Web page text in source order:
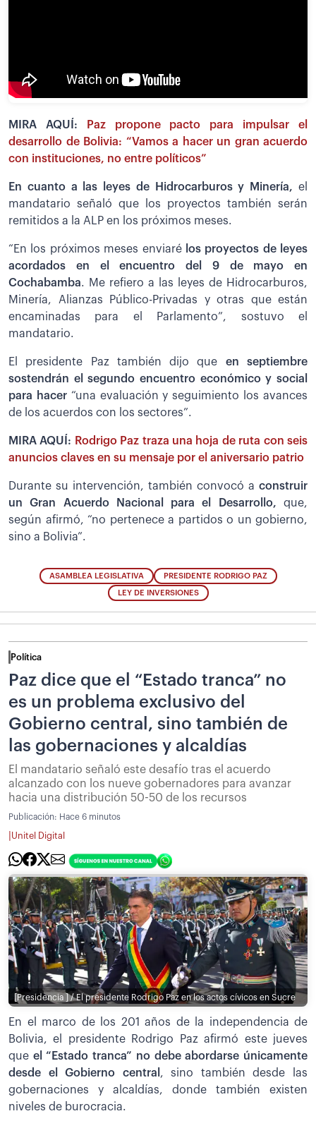
MIRA AQUÍ:
Paz propone pacto para impulsar el
desarrollo de Bolivia: “Vamos a hacer un gran acuerdo
con instituciones, no entre políticos”
En cuanto a las leyes de Hidrocarburos y Minería, el
mandatario señaló que los proyectos también serán
remitidos a la ALP en los próximos meses.
“En los próximos meses enviaré los proyectos de leyes
acordados en el encuentro del 9 de mayo en
Cochabamba. Me refiero a las leyes de Hidrocarburos,
Minería, Alianzas Público-Privadas y otras que están
encaminadas para el Parlamento”, sostuvo el
mandatario.
El presidente Paz también dijo que en septiembre
sostendrán el segundo encuentro económico y social
para hacer“una evaluación y seguimiento los avances
de los acuerdos con los sectores”.
MIRA AQUÍ: Rodrigo Paz traza una hoja de ruta con seis
anuncios claves en su mensaje por el aniversario patrio
Durante su intervención, también convocó a construir
un Gran Acuerdo Nacional para el Desarrollo, que,
según afirmó, “no pertenece a partidos o un gobierno,
sino a Bolivia”.
ASAMBLEA LEGISLATIVA PRESIDENTE RODRIGO PAZ
LEY DE INVERSIONES
Política
Paz dice que el “Estado tranca” no
es un problema exclusivo del
Gobierno central, sino también de
las gobernaciones y alcaldías
El mandatario señaló este desafío tras el acuerdo
alcanzado con los nueve gobernadores para avanzar
hacia una distribución 50-50 de los recursos
Publicación: Hace 6 minutos
Unitel Digital
[Presidencia ] / El presidente Rodrigo Paz en los actos cívicos en Sucre
En el marco de los 201 años de la independencia de
Bolivia, el presidente Rodrigo Paz afirmó este jueves
que el “Estado tranca” no debe abordarse únicamente
desde el Gobierno central , sino también desde las
gobernaciones y alcaldías, donde también existen
niveles de burocracia.